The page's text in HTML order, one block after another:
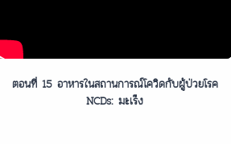
ตอนที่ 15 อาหารในสถานการณ์โควิดกับผู้ป่วยโรค
NCDs: มะเร็ง